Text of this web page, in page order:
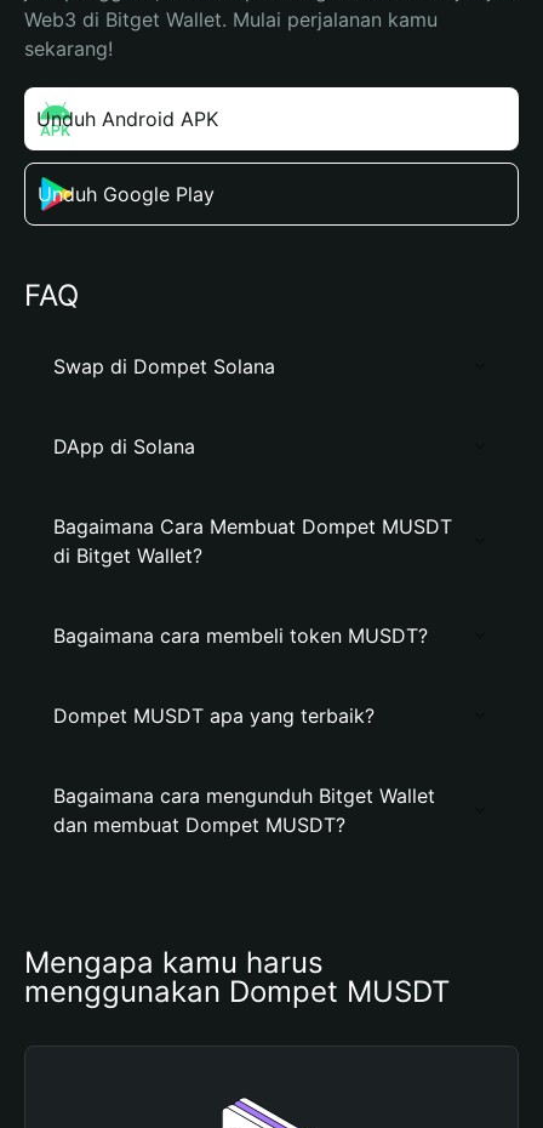
Web3 di Bitget Wallet. Mulai perjalanan kamu
sekarang!
Unduh Android APK
Unduh Google Play
FAQ
Swap di Dompet Solana
DApp di Solana
Bagaimana Cara Membuat Dompet MUSDT
di Bitget Wallet?
Bagaimana cara membeli token MUSDT?
Dompet MUSDT apa yang terbaik?
Bagaimana cara mengunduh Bitget Wallet
dan membuat Dompet MUSDT?
Mengapa kamu harus
menggunakan Dompet MUSDT